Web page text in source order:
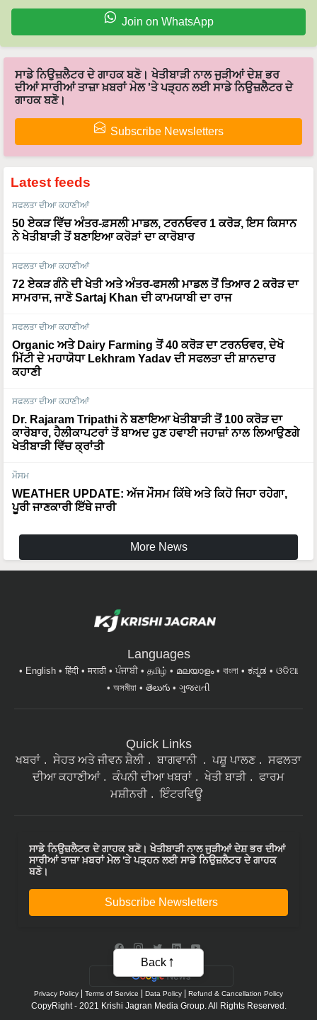
Join on WhatsApp
ਸਾਡੇ ਨਿਉਜ਼ਲੈਟਰ ਦੇ ਗਾਹਕ ਬਣੋ। ਖੇਤੀਬਾੜੀ ਨਾਲ ਜੁੜੀਆਂ ਦੇਸ਼ ਭਰ
ਦੀਆਂ ਸਾਰੀਆਂ ਤਾਜ਼ਾ ਖ਼ਬਰਾਂ ਮੇਲ 'ਤੇ ਪੜ੍ਹਨ ਲਈ ਸਾਡੇ ਨਿਉਜ਼ਲੈਟਰ ਦੇ
ਗਾਹਕ ਬਣੋ।
Subscribe Newsletters
Latest feeds
ਸਫਲਤਾ ਦੀਆ ਕਹਾਣੀਆਂ
50 ਏਕੜ ਵਿੱਚ ਅੰਤਰ-ਫ਼ਸਲੀ ਮਾਡਲ, ਟਰਨਓਵਰ 1 ਕਰੋੜ, ਇਸ ਕਿਸਾਨ
ਨੇ ਖੇਤੀਬਾੜੀ ਤੋਂ ਬਣਾਇਆ ਕਰੋੜਾਂ ਦਾ ਕਾਰੋਬਾਰ
ਸਫਲਤਾ ਦੀਆ ਕਹਾਣੀਆਂ
72 ਏਕੜ ਗੰਨੇ ਦੀ ਖੇਤੀ ਅਤੇ ਅੰਤਰ-ਫਸਲੀ ਮਾਡਲ ਤੋਂ ਤਿਆਰ 2 ਕਰੋੜ ਦਾ
ਸਾਮਰਾਜ, ਜਾਣੋ Sartaj Khan ਦੀ ਕਾਮਯਾਬੀ ਦਾ ਰਾਜ
ਸਫਲਤਾ ਦੀਆ ਕਹਾਣੀਆਂ
Organic ਅਤੇ Dairy Farming ਤੋਂ 40 ਕਰੋੜ ਦਾ ਟਰਨਓਵਰ, ਦੇਖੋ
ਮਿੱਟੀ ਦੇ ਮਹਾਯੋਧਾ Lekhram Yadav ਦੀ ਸਫਲਤਾ ਦੀ ਸ਼ਾਨਦਾਰ
ਕਹਾਣੀ
ਸਫਲਤਾ ਦੀਆ ਕਹਾਣੀਆਂ
Dr. Rajaram Tripathi ਨੇ ਬਣਾਇਆ ਖੇਤੀਬਾੜੀ ਤੋਂ 100 ਕਰੋੜ ਦਾ
ਕਾਰੋਬਾਰ, ਹੈਲੀਕਾਪਟਰਾਂ ਤੋਂ ਬਾਅਦ ਹੁਣ ਹਵਾਈ ਜਹਾਜ਼ਾਂ ਨਾਲ ਲਿਆਉਣਗੇ
ਖੇਤੀਬਾੜੀ ਵਿੱਚ ਕ੍ਰਾਂਤੀ
ਮੌਸਮ
WEATHER UPDATE: ਅੱਜ ਮੌਸਮ ਕਿੱਥੇ ਅਤੇ ਕਿਹੋ ਜਿਹਾ ਰਹੇਗਾ,
ਪੂਰੀ ਜਾਣਕਾਰੀ ਇੱਥੇ ਜਾਰੀ
More News
Languages
English हिंदी मराठी ਪੰਜਾਬੀ தமிழ் മലയാളം বাংলা ಕನ್ನಡ
ଓଡିଆ
অসমীয়া
తెలుగు ગુજરાતી
Quick Links
ਖਬਰਾਂ ਸੇਹਤ ਅਤੇ ਜੀਵਨ ਸ਼ੈਲੀ ਬਾਗਵਾਨੀ ਪਸ਼ੂ ਪਾਲਣ
ਸਫਲਤਾ
ਦੀਆ ਕਹਾਣੀਆਂ
ਕੰਪਨੀ ਦੀਆ ਖਬਰਾਂ ਖੇਤੀ ਬਾੜੀ
ਫਾਰਮ
ਮਸ਼ੀਨਰੀ
ਇੰਟਰਵਿਊ
ਸਾਡੇ ਨਿਉਜ਼ਲੈਟਰ ਦੇ ਗਾਹਕ ਬਣੋ। ਖੇਤੀਬਾੜੀ ਨਾਲ ਜੁੜੀਆਂ ਦੇਸ਼ ਭਰ ਦੀਆਂ
ਸਾਰੀਆਂ ਤਾਜ਼ਾ ਖ਼ਬਰਾਂ ਮੇਲ 'ਤੇ ਪੜ੍ਹਨ ਲਈ ਸਾਡੇ ਨਿਉਜ਼ਲੈਟਰ ਦੇ ਗਾਹਕ
ਬਣੋ।
Subscribe Newsletters
Privacy Policy Terms of Service Data Policy Refund & Cancellation Policy
CopyRight - 2021 Krishi Jagran Media Group. All Rights Reserved.
Back